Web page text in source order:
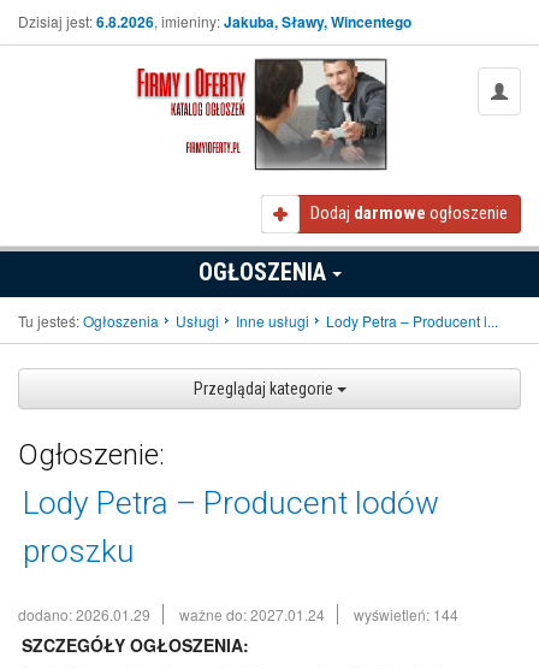
Dzisiaj jest:6.8.2026, imieniny:Jakuba, Sławy, Wincentego
Dodaj darmowe ogłoszenie
OGŁOSZENIA
Tu jesteś:Ogłoszenia Usługi Inne usługi Lody Petra – Producent l...
Przeglądaj kategorie
Ogłoszenie:
Lody Petra – Producent lodów
proszku
dodano: 2026.01.29 ważne do: 2027.01.24 wyświetleń: 144
SZCZEGÓŁY OGŁOSZENIA: